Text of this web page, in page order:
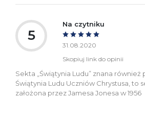
5
Na czytniku
31.08.2020
Skopiuj link do opinii
Sekta „Świątynia Ludu” znana również
Świątynia Ludu Uczniów Chrystusa, to
założona przez Jamesa Jonesa w 1956